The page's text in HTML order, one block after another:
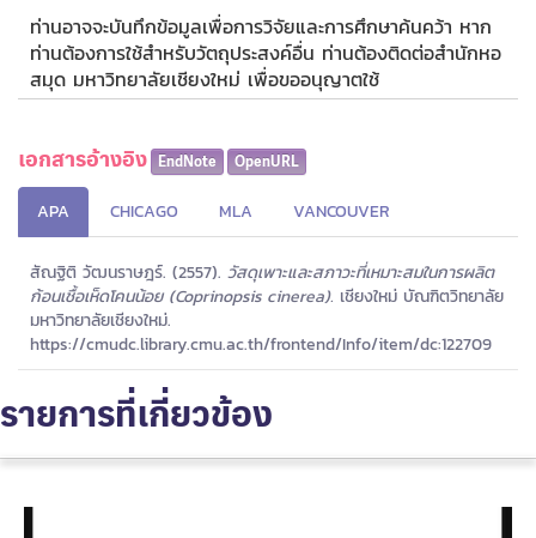
ท่านอาจจะบันทึกข้อมูลเพื่อการวิจัยและการศึกษาค้นคว้า หาก
ท่านต้องการใช้สำหรับวัตถุประสงค์อื่น ท่านต้องติดต่อสำนักหอ
สมุด มหาวิทยาลัยเชียงใหม่ เพื่อขออนุญาตใช้
เอกสารอ้างอิง EndNote OpenURL
APA CHICAGO MLA VANCOUVER
สัณฐิติ วัฒนราษฎร์. (2557). วัสดุเพาะและสภาวะที่เหมาะสมในการผลิต
ก้อนเชื้อเห็ดโคนน้อย (Coprinopsis cinerea). เชียงใหม่ บัณฑิตวิทยาลัย
มหาวิทยาลัยเชียงใหม่.
https://cmudc.library.cmu.ac.th/frontend/Info/item/dc:122709
รายการที่เกี่ยวข้อง